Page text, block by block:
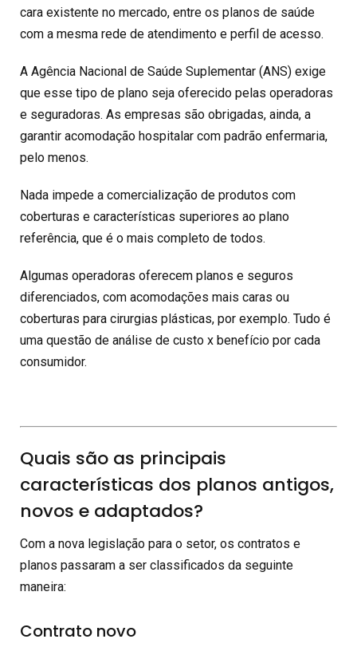
cara existente no mercado, entre os planos de saúde
com a mesma rede de atendimento e perfil de acesso.
A Agência Nacional de Saúde Suplementar (ANS) exige
que esse tipo de plano seja oferecido pelas operadoras
e seguradoras. As empresas são obrigadas, ainda, a
garantir acomodação hospitalar com padrão enfermaria,
pelo menos.
Nada impede a comercialização de produtos com
coberturas e características superiores ao plano
referência, que é o mais completo de todos.
Algumas operadoras oferecem planos e seguros
diferenciados, com acomodações mais caras ou
coberturas para cirurgias plásticas, por exemplo. Tudo é
uma questão de análise de custo x benefício por cada
consumidor.
Quais são as principais
características dos planos antigos,
novos e adaptados?
Com a nova legislação para o setor, os contratos e
planos passaram a ser classificados da seguinte
maneira:
Contrato novo